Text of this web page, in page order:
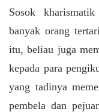
Sosok
banyak orang
itu, beliau juga
kepada para
yang tadinya
pembela dan